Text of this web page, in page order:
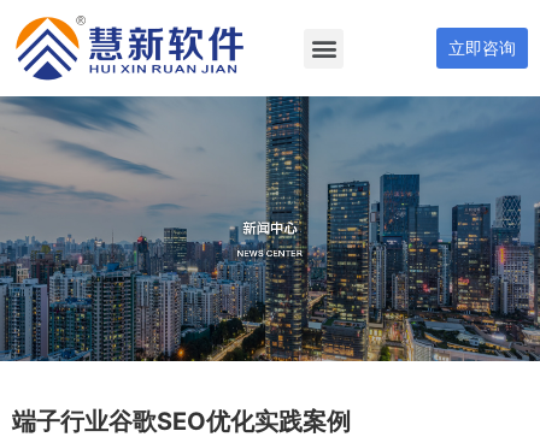
立即咨询
端子行业谷歌SEO优化实践案例